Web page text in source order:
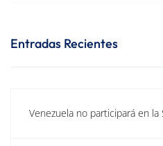
Entradas Recientes
Venezuela no participará en